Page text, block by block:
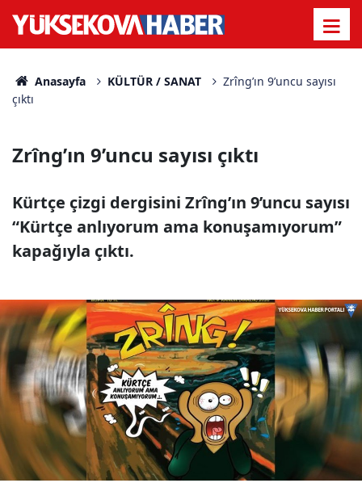
Anasayfa KÜLTÜR / SANAT
Zrîng’ın 9’uncu sayısı
çıktı
Zrîng’ın 9’uncu sayısı çıktı
Kürtçe çizgi dergisini Zrîng’ın 9’uncu sayısı
“Kürtçe anlıyorum ama konuşamıyorum”
kapağıyla çıktı.